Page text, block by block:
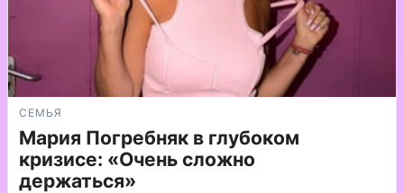
СЕМЬЯ
Мария Погребняк в глубоком
кризисе: «Очень сложно
держаться»